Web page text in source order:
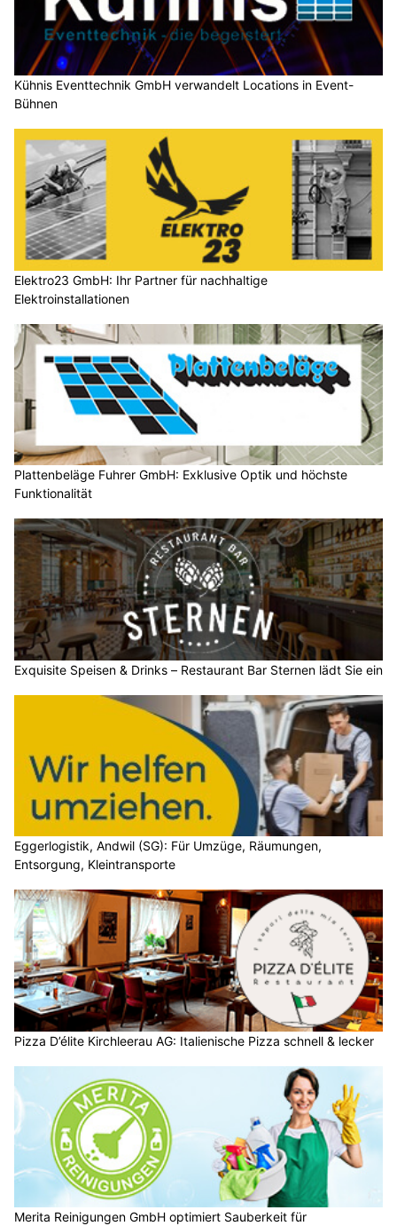
Kühnis Eventtechnik GmbH verwandelt Locations in Event-
Bühnen
Elektro23 GmbH: Ihr Partner für nachhaltige
Elektroinstallationen
Plattenbeläge Fuhrer GmbH: Exklusive Optik und höchste
Funktionalität
Exquisite Speisen & Drinks – Restaurant Bar Sternen lädt Sie ein
Eggerlogistik, Andwil (SG): Für Umzüge, Räumungen,
Entsorgung, Kleintransporte
Pizza D’élite Kirchleerau AG: Italienische Pizza schnell & lecker
Merita Reinigungen GmbH optimiert Sauberkeit für